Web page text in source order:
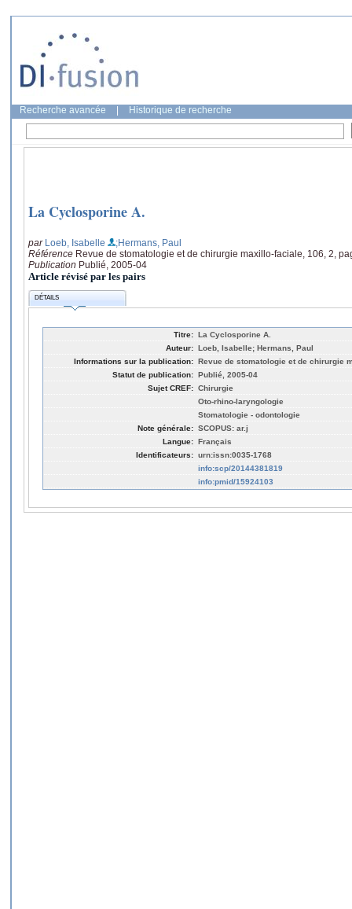
Recherche avancée Historique de recherche
La Cyclosporine A.
par Loeb, Isabelle
;Hermans, Paul
Référence Revue de stomatologie et de chirurgie maxillo-faciale, 106, 2,
Publication Publié, 2005-04
Article révisé par les pairs
DÉTAILS
Titre: La Cyclosporine A.
Auteur: Loeb, Isabelle; Hermans, Paul
Informations sur la publication: Revue de stomatologie et de chirurgie
Statut de publication: Publié, 2005-04
Sujet CREF: Chirurgie
Oto-rhino-laryngologie
Stomatologie - odontologie
Note générale: SCOPUS: ar.j
Langue: Français
Identificateurs: urn:issn:0035-1768
info:scp/20144381819
info:pmid/15924103